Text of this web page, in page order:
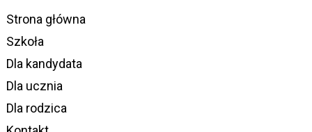
Strona główna
Szkoła
Dla kandydata
Dla ucznia
Dla rodzica